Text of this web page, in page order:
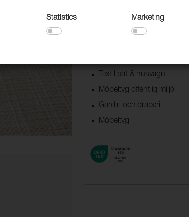
Beställningsvara: Leveranstid
Användningsområden
Textil båt & husvagn
Möbeltyg offentlig miljö
Gardin och draperi
Möbeltyg
Statistics Marketing